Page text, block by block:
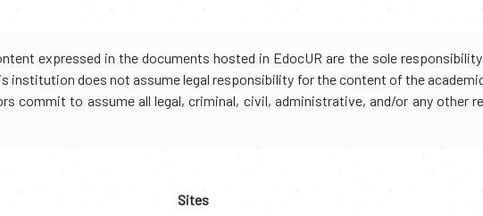
expressed in the documents hosted in EdocUR are the sole
institution does not assume legal responsibility for the content of the
commit to assume all legal, criminal, civil, administrative, and/or any other
Sites